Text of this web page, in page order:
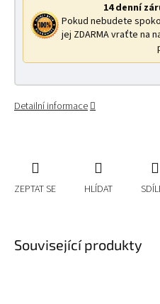
14 denní
Pokud nebudete
jej ZDARMA vraťte na
Detailní informace
ZEPTAT SE HLÍDAT
Související produkty